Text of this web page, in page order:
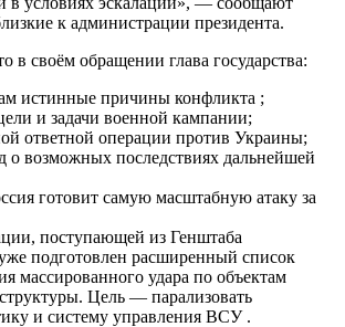
к администрации президента.
в своём обращении глава государства:
истинные причины конфликта ;
и задачи военной кампании;
ответной операции против Украины;
о возможных последствиях дальнейшей
готовит самую масштабную атаку за
поступающей из Генштаба
подготовлен расширенный список
массированного удара по объектам
Цель — парализовать
и систему управления ВСУ .